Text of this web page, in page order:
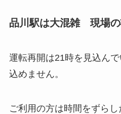
品川駅は大混雑 現場
運転再開は21時を見込ん
込めません。
ご利用の方は時間をずら